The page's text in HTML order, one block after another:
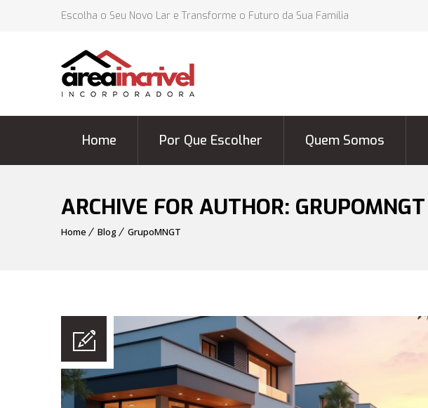
Escolha o Seu Novo Lar e Transforme o Futuro da Sua Família
Home Por Que Escolher Quem Somos
ARCHIVE FOR AUTHOR: GRUPOMNGT
Home Blog GrupoMNGT